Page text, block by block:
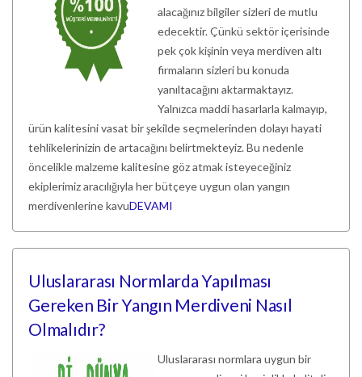
alacağınız bilgiler sizleri de mutlu
edecektir. Çünkü sektör içerisinde
pek çok kişinin veya merdiven altı
firmaların sizleri bu konuda
yanıltacağını aktarmaktayız.
Yalnızca maddi hasarlarla kalmayıp,
ürün kalitesini vasat bir şekilde seçmelerinden dolayı hayati
tehlikelerinizin de artacağını belirtmekteyiz. Bu nedenle
öncelikle malzeme kalitesine göz atmak isteyeceğiniz
ekiplerimiz aracılığıyla her bütçeye uygun olan yangın
merdivenlerine kavuDEVAMI
Uluslararası Normlarda Yapılması
Gereken Bir Yangın Merdiveni Nasıl
Olmalıdır?
Uluslararası normlara uygun bir